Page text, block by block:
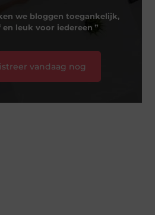
we bloggen toegankelijk,
en leuk voor iedereen ❞
vandaag nog